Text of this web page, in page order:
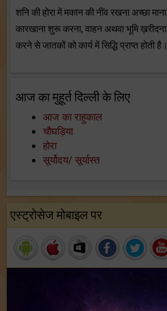
शनि की होरा में मकान की नींव रखना अच्छा
कारखाना शुरू करना, वाहन अथवा भूमि
करने से जातकों को कार्य में सिद्धि प्राप्त होती है।
आज का मुहूर्त दिल्ली के लिए
आज का राहुकाल
चौघड़िया
होरा
सूर्योदय/ सूर्यास्त
एस्ट्रोसेज मोबाइल पर